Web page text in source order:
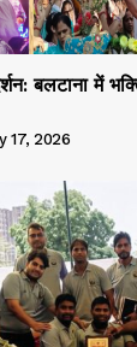
बलटाना में
17, 2026